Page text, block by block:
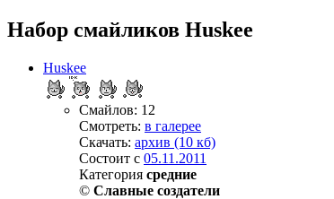
Набор смайликов Huskee
Huskee
Смайлов: 12
Смотреть: в галерее
Скачать: архив (10 кб)
Состоит с 05.11.2011
Категория средние
© Славные создатели